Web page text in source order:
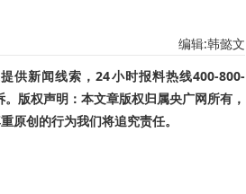
编辑:韩懿文
供新闻线索，24小时报料热线400-800-
版权声明：本文章版权归属央广网所有，
创的行为我们将追究责任。